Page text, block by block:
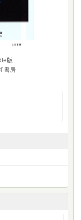
版
書房